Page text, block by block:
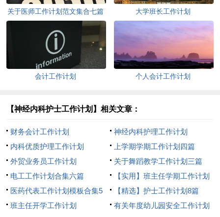
关于医师工作计划范文集合七篇 大学班长工作计划
会计工作计划 个人会计工作计划
【神经内科护士工作计划】相关文章：
财务会计工作计划
神经内科护理工作计划
内科优质护理工作计划
上学期学期工作计划四篇
外贸业务员工作计划
关于舞蹈教学工作计划三篇
电工工作计划合集六篇
【实用】班主任学期工作计划
七篇
医药代表工作计划模板合集5
篇
【精选】护士工作计划8篇
班主任开学工作计划
有关年度幼儿园安全工作计划